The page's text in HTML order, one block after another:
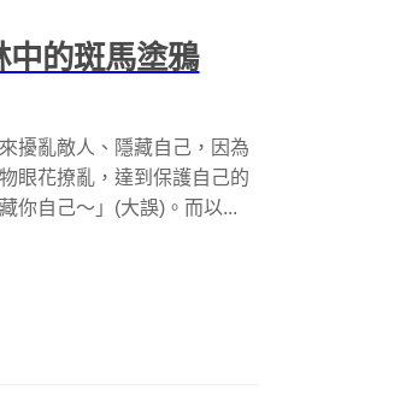
中的斑馬塗鴉
擾亂敵人、隱藏自己，因為
眼花撩亂，達到保護自己的
你自己～」(大誤)。而以...